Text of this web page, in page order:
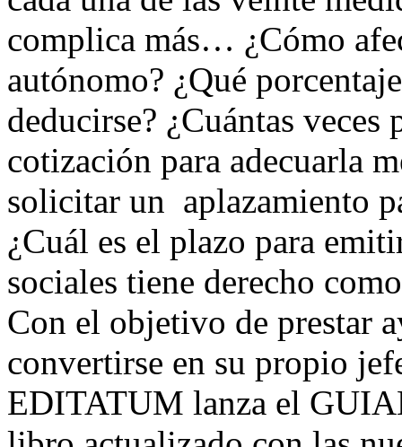
complica más… ¿Cómo
autónomo? ¿Qué
deducirse? ¿Cuántas veces
cotización para adecuarla
solicitar un aplazamiento
¿Cuál es el plazo para
sociales tiene derecho
Con el objetivo de prestar
convertirse en su propio
EDITATUM lanza el